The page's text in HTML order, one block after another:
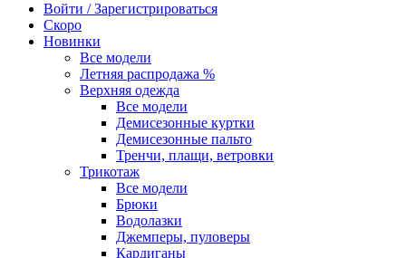
Войти / Зарегистрироваться
Скоро
Новинки
Все модели
Летняя распродажа %
Верхняя одежда
Все модели
Демисезонные куртки
Демисезонные пальто
Тренчи, плащи, ветровки
Трикотаж
Все модели
Брюки
Водолазки
Джемперы, пуловеры
Кардиганы